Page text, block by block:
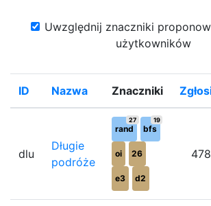
Uwzględnij znaczniki
użytkowników
ID Nazwa Znaczniki
dlu
Długie
podróże
rand
27
bfs
19
oi 26
e3 d2
478